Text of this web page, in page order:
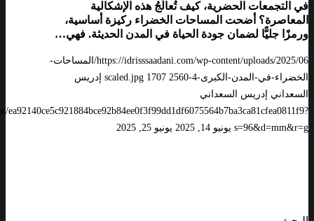
والمناطق
الجافة:
بين
التحديات
والحلول
في التجمعات الحضرية، كيف تُعالَجُ هذه الإشكالية
المعاصرة؟ أضحت المساحات الخضراء ركيزة أساسية،
ورمزًا جليًّا لضمان جودة الحياة في المدن الحديثة. فهي…
https://idrisssaadani.com/wp-content/uploads/2025/06/المساحات-
الخضراء-في-المدن-الكبرى-4-scaled.jpg
1707 2560
إدريس
السعداني إدريس السعداني
ea92140ce5c921884bce92b84ee0f3f99dd1df6075564b7ba3ca81cfea0811f9?
s=96&d=mm&r=g يونيو 14, 2025 يونيو 25, 2025